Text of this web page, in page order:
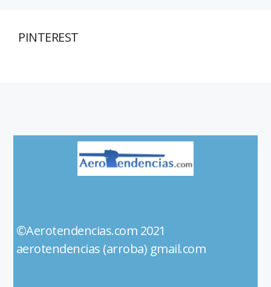
PINTEREST
©Aerotendencias.com 2021
aerotendencias (arroba) gmail.com